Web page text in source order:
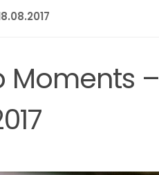
Moments –